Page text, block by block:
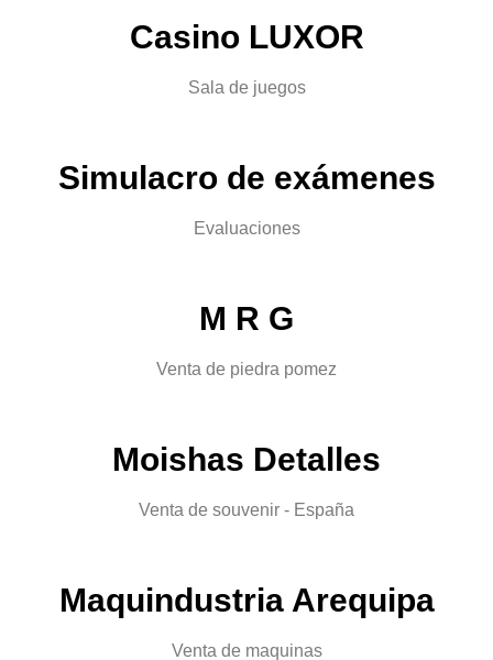
Casino LUXOR
Sala de juegos
Simulacro de exámenes
Evaluaciones
M R G
Venta de piedra pomez
Moishas Detalles
Venta de souvenir - España
Maquindustria Arequipa
Venta de maquinas